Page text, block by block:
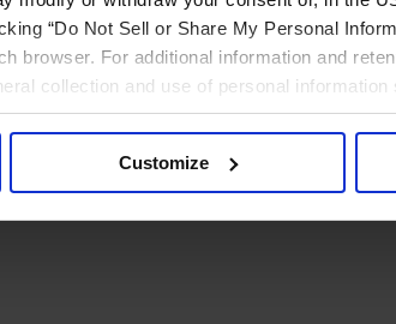
“Do Not Sell or Share My Personal
browser. For additional information and
collection and use of personal information
Customize